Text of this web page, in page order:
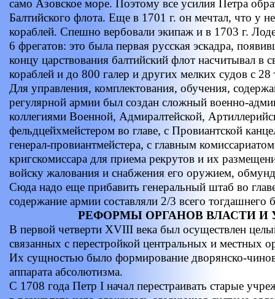
само Азовское море. Поэтому все усилия Петра
Балтийского флота. Еще в 1701 г. он мечтал, что у
кораблей. Спешно вербовали экипаж и в 1703 г.
6 фрегатов: это была первая русская эскадра,
концу царствования балтийский флот насчитывал в
кораблей и до 800 галер и других мелких судов с
Для управления, комплектования, обучения,
регулярной армии был создан сложный военно-
коллегиями Военной, Адмиралтейской,
фельдцейхмейстером во главе, с Провиантской
генерал-провиантмейстера, с главным
кригскомиссара для приема рекрутов и их
войску жалования и снабжения его оружием,
Сюда надо еще прибавить генеральный штаб во
содержание армии составляли 2/3 всего тогдашнего
РЕФОРМЫ ОРГАНОВ ВЛАСТИ И
В первой четверти XVIII века был осуществлен
связанных с перестройкой центральных и местных
Их сущностью было формирование дворянско-
аппарата абсолютизма.
С 1708 года Петр I начал перестраивать старые